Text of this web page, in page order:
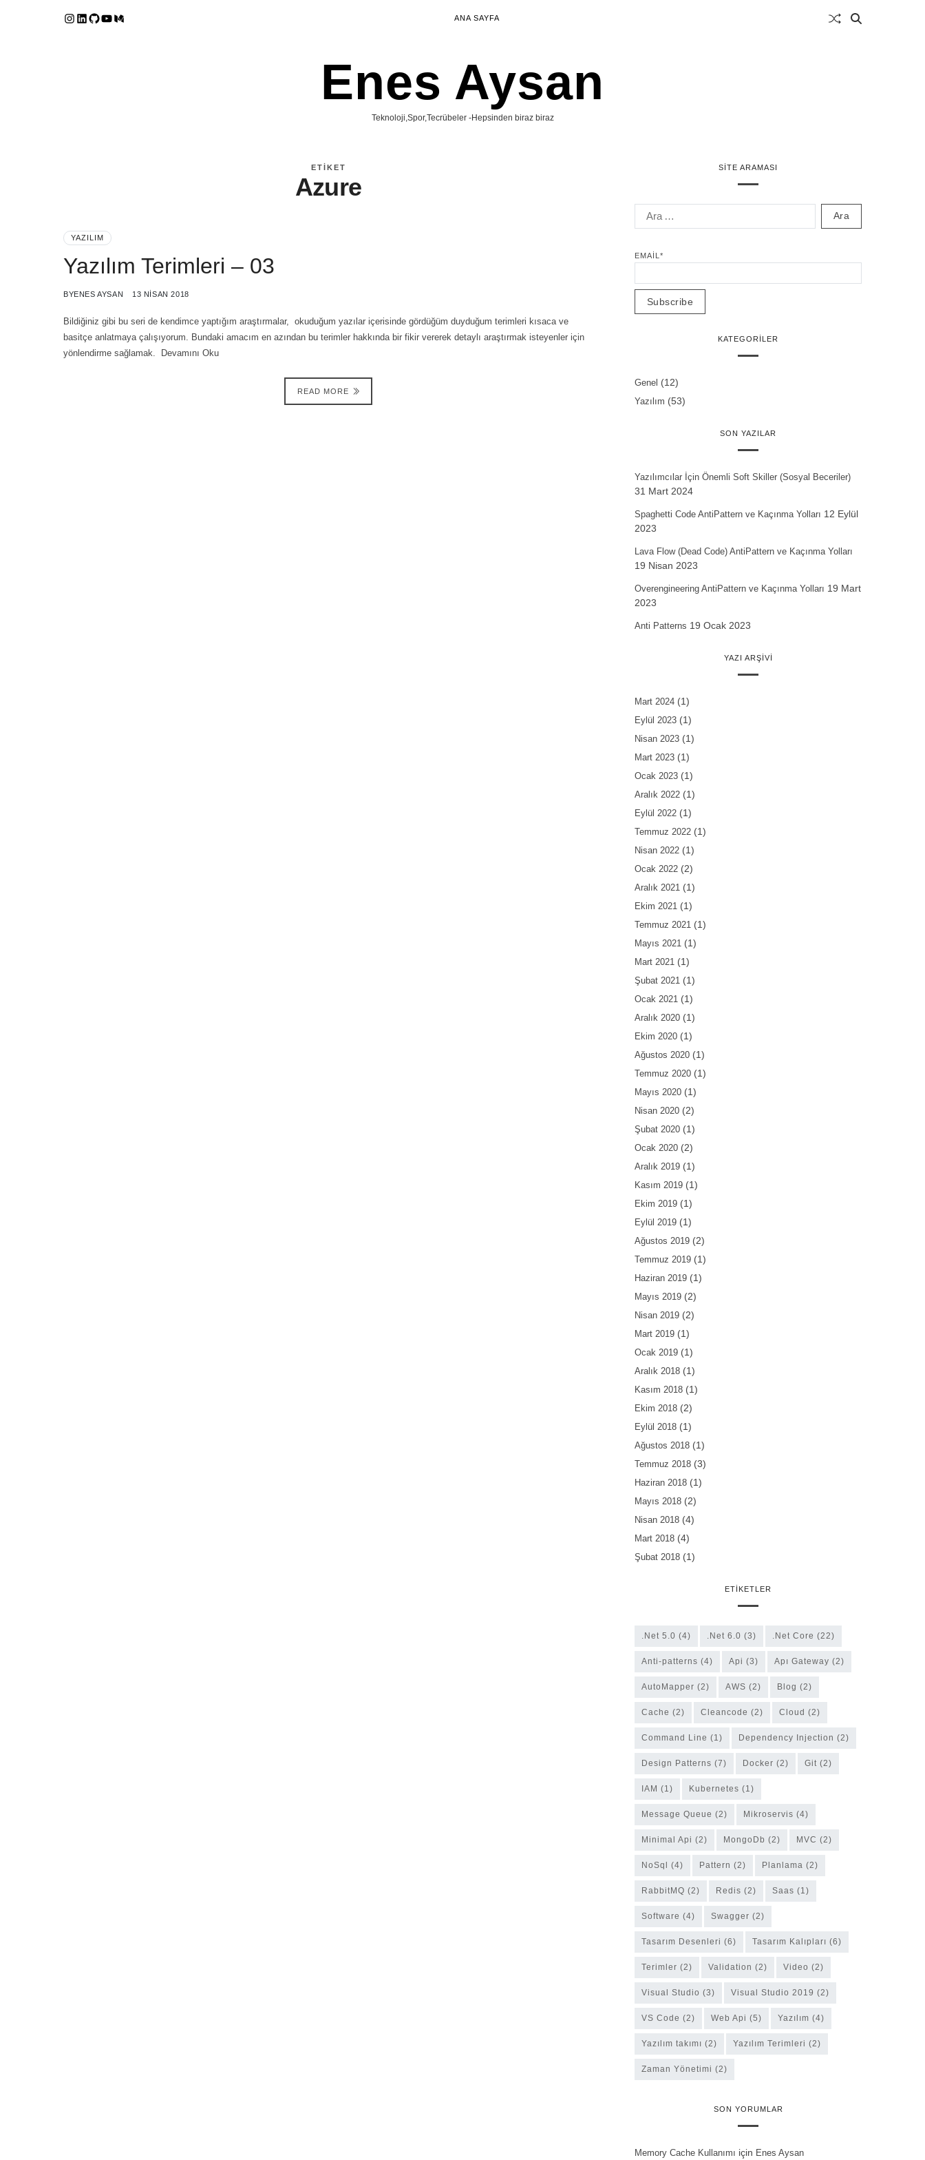
ANA SAYFA
Enes Aysan
Teknoloji,Spor,Tecrübeler -Hepsinden biraz biraz
ETIKET
Azure
YAZILIM
Yazılım Terimleri – 03
BYENES AYSAN 13 NISAN 2018
Bildiğiniz gibi bu seri de kendimce yaptığım araştırmalar, okuduğum yazılar içerisinde gördüğüm duyduğum terimleri kısaca ve
basitçe anlatmaya çalışıyorum. Bundaki amacım en azından bu terimler hakkında bir fikir vererek detaylı araştırmak isteyenler için
yönlendirme sağlamak. Devamını Oku
READ MORE
SITE ARAMASI
EMAIL*
KATEGORILER
Genel (12)
Yazılım (53)
SON YAZILAR
Yazılımcılar İçin Önemli Soft Skiller (Sosyal Beceriler)
31 Mart 2024
Spaghetti Code AntiPattern ve Kaçınma Yolları 12 Eylül
2023
Lava Flow (Dead Code) AntiPattern ve Kaçınma Yolları
19 Nisan 2023
Overengineering AntiPattern ve Kaçınma Yolları 19 Mart
2023
Anti Patterns 19 Ocak 2023
YAZI ARŞIVI
Mart 2024 (1)
Eylül 2023 (1)
Nisan 2023 (1)
Mart 2023 (1)
Ocak 2023 (1)
Aralık 2022 (1)
Eylül 2022 (1)
Temmuz 2022 (1)
Nisan 2022 (1)
Ocak 2022 (2)
Aralık 2021 (1)
Ekim 2021 (1)
Temmuz 2021 (1)
Mayıs 2021 (1)
Mart 2021 (1)
Şubat 2021 (1)
Ocak 2021 (1)
Aralık 2020 (1)
Ekim 2020 (1)
Ağustos 2020 (1)
Temmuz 2020 (1)
Mayıs 2020 (1)
Nisan 2020 (2)
Şubat 2020 (1)
Ocak 2020 (2)
Aralık 2019 (1)
Kasım 2019 (1)
Ekim 2019 (1)
Eylül 2019 (1)
Ağustos 2019 (2)
Temmuz 2019 (1)
Haziran 2019 (1)
Mayıs 2019 (2)
Nisan 2019 (2)
Mart 2019 (1)
Ocak 2019 (1)
Aralık 2018 (1)
Kasım 2018 (1)
Ekim 2018 (2)
Eylül 2018 (1)
Ağustos 2018 (1)
Temmuz 2018 (3)
Haziran 2018 (1)
Mayıs 2018 (2)
Nisan 2018 (4)
Mart 2018 (4)
Şubat 2018 (1)
ETIKETLER
.Net 5.0 (4) .Net 6.0 (3) .Net Core (22)
anti-patterns (4) Api (3) Apı Gateway (2)
AutoMapper (2) AWS (2) Blog (2)
Cache (2) cleancode (2) Cloud (2)
Command Line (1) Dependency Injection (2)
Design Patterns (7) Docker (2) Git (2)
IAM (1) Kubernetes (1)
Message Queue (2) Mikroservis (4)
Minimal Api (2) MongoDb (2) MVC (2)
NoSql (4) Pattern (2) Planlama (2)
RabbitMQ (2) Redis (2) Saas (1)
software (4) Swagger (2)
Tasarım Desenleri (6) Tasarım Kalıpları (6)
Terimler (2) Validation (2) Video (2)
Visual Studio (3) Visual Studio 2019 (2)
VS Code (2) Web Api (5) Yazılım (4)
yazılım takımı (2) Yazılım Terimleri (2)
Zaman Yönetimi (2)
SON YORUMLAR
Memory Cache Kullanımı için Enes Aysan